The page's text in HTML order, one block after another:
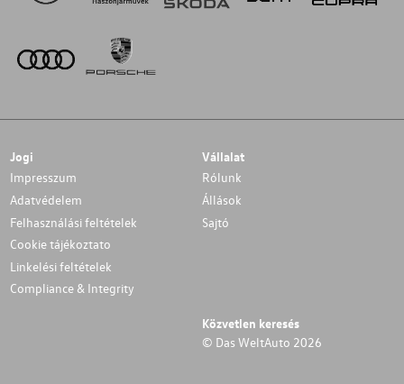
Jogi
Impresszum
Adatvédelem
Felhasználási feltételek
Cookie tájékoztato
Linkelési feltételek
Compliance & Integrity
Vállalat
Rólunk
Állások
Sajtó
Közvetlen keresés
© Das WeltAuto 2026